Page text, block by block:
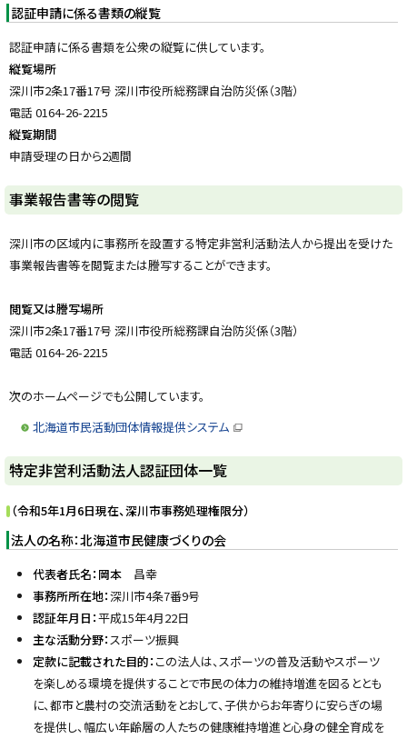
認証申請に係る書類の縦覧
認証申請に係る書類を公衆の縦覧に供しています。
縦覧場所
深川市2条17番17号 深川市役所総務課自治防災係（3階）
電話 0164-26-2215
縦覧期間
申請受理の日から2週間
ト
ッ
プ
に
る
事業報告書等の閲覧
深川市の区域内に事務所を設置する特定非営利活動法人から提出を受けた
事業報告書等を閲覧または謄写することができます。
閲覧又は謄写場所
深川市2条17番17号 深川市役所総務課自治防災係（3階）
電話 0164-26-2215
次のホームページでも公開しています。
北海道市民活動団体情報提供システム
ィ
ド
ウ
開
ト
ッ
プ
に
戻
る
特定非営利活動法人認証団体一覧
（令和5年1月6日現在、深川市事務処理権限分）
法人の名称：北海道市民健康づくりの会
代表者氏名：岡本 昌幸
事務所所在地：深川市4条7番9号
認証年月日：平成15年4月22日
主な活動分野：スポーツ振興
定款に記載された目的： この法人は、スポーツの普及活動やスポーツ
を楽しめる環境を提供することで市民の体力の維持増進を図るととも
に、都市と農村の交流活動をとおして、子供からお年寄りに安らぎの場
を提供し、幅広い年齢層の人たちの健康維持増進と心身の健全育成を